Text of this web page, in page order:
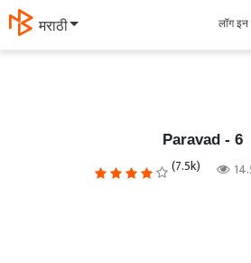
मराठी लॉग इन
Paravad - 6
(7.5k)